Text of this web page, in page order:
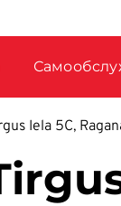
Iela 5C,